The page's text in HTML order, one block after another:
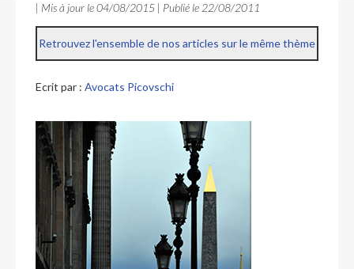
| Mis à jour le04/08/2015 | Publié le 22/08/2011
Retrouvez l'ensemble de nos articles sur le même thème
Ecrit par : Avocats Picovschi